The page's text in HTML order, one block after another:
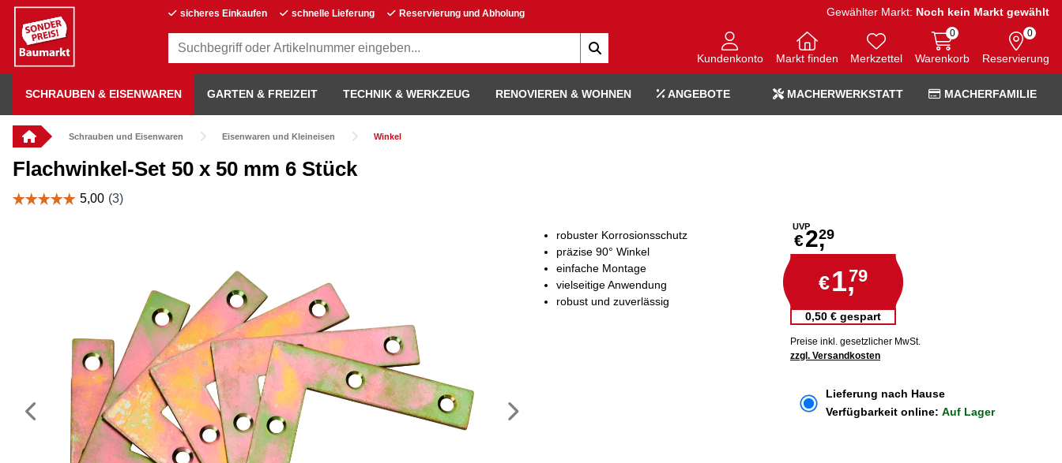
sicheres Einkaufen schnelle Lieferung Reservierung und Abholung Gewählter Markt: Noch kein Markt gewählt
Kundenkonto Markt finden Merkzettel Warenkorb
0
Reservierung
0
SCHRAUBEN & EISENWAREN GARTEN & FREIZEIT TECHNIK & WERKZEUG RENOVIEREN & WOHNEN ANGEBOTE MACHERWERKSTATT MACHERFAMILIE
Schrauben und Eisenwaren Eisenwaren und Kleineisen Winkel
Flachwinkel-Set 50 x 50 mm 6 Stück
Vorheriges
UVP
€2,29
€1,79
0,50 € gespart
Preise inkl. gesetzlicher MwSt.
zzgl. Versandkosten
robuster Korrosionsschutz
präzise 90° Winkel
einfache Montage
vielseitige Anwendung
robust und zuverlässig
Lieferung nach Hause
Verfügbarkeit online: Auf Lager